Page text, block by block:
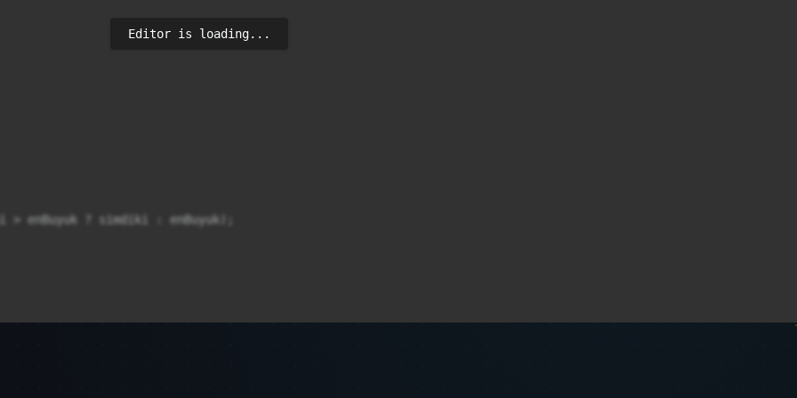
> enBuyuk ? simdiki : enBuyuk);
Editor is loading...